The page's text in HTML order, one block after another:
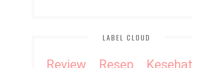
LABEL CLOUD
Review Resep
Kesehatan